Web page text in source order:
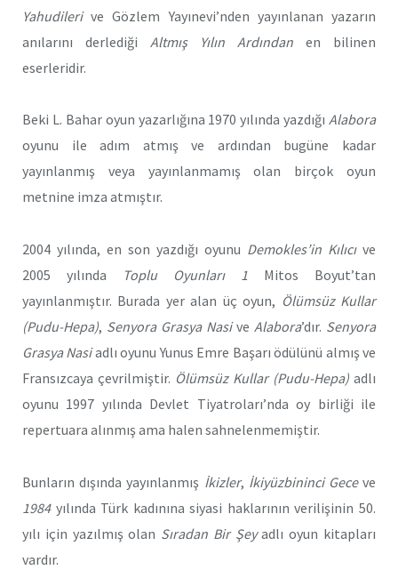
Yahudilerive Gözlem Yayınevi’nden yayınlanan yazarın
anılarını derlediği Altmış Yılın Ardından en bilinen
eserleridir.
Beki L. Bahar oyun yazarlığına 1970 yılında yazdığı Alabora
oyunu ile adım atmış ve ardından bugüne kadar
yayınlanmış veya yayınlanmamış olan birçok oyun
metnine imza atmıştır.
2004 yılında, en son yazdığı oyunu Demokles’in Kılıcı ve
2005 yılında
Toplu Oyunları 1 Mitos Boyut’tan
yayınlanmıştır. Burada yer alan üç oyun, Ölümsüz Kullar
(Pudu-Hepa), Senyora Grasya Nasive Alabora’dır. Senyora
Grasya Nasiadlı oyunu Yunus Emre Başarı ödülünü almış ve
Fransızcaya çevrilmiştir. Ölümsüz Kullar (Pudu-Hepa) adlı
oyunu 1997 yılında Devlet Tiyatroları’nda oy birliği ile
repertuara alınmış ama halen sahnelenmemiştir.
Bunların dışında yayınlanmış İkizler, İkiyüzbininci Geceve
1984 yılında Türk kadınına siyasi haklarının verilişinin 50.
yılı için yazılmış olan Sıradan Bir Şeyadlı oyun kitapları
vardır.